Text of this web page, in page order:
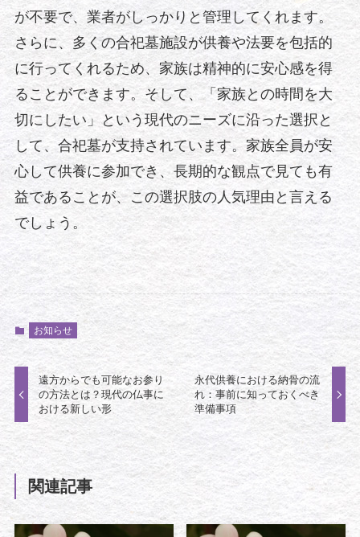
が不要で、業者がしっかりと管理してくれます。
さらに、多くの合祀墓施設が供養や法要を包括的
に行ってくれるため、家族は精神的に安心感を得
ることができます。そして、「家族との時間を大
切にしたい」という現代のニーズに沿った選択と
して、合祀墓が支持されています。家族全員が安
心して供養に参加でき、長期的な観点で見ても有
益であることが、この選択肢の人気理由と言える
でしょう。
お知らせ
遠方からでも可能なお参り
の方法とは？現代の仏事に
おける新しい形
永代供養における納骨の流
れ：事前に知っておくべき
準備事項
関連記事